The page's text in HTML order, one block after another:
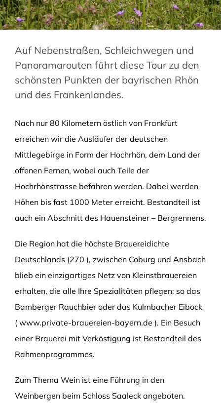
Auf Nebenstraßen, Schleichwegen und
Panoramarouten führt diese Tour zu den
schönsten Punkten der bayrischen Rhön
und des Frankenlandes.
Nach nur 80 Kilometern östlich von Frankfurt
erreichen wir die Ausläufer der deutschen
Mittlegebirge in Form der Hochrhön, dem Land der
offenen Fernen, wobei auch Teile der
Hochrhönstrasse befahren werden. Dabei werden
Höhen bis fast 1000 Meter erreicht. Bestandteil ist
auch ein Abschnitt des Hauensteiner – Bergrennens.
Die Region hat die höchste Brauereidichte
Deutschlands (270 ), zwischen Coburg und Ansbach
blieb ein einzigartiges Netz von Kleinstbrauereien
erhalten, die alle Ihre Spezialitäten pflegen: so das
Bamberger Rauchbier oder das Kulmbacher Eibock
( www.private-brauereien-bayern.de ). Ein Besuch
einer Brauerei mit Verköstigung ist Bestandteil des
Rahmenprogrammes.
Zum Thema Wein ist eine Führung in den
Weinbergen beim Schloss Saaleck angeboten.